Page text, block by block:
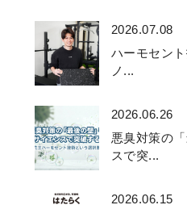
2026.07.08
ハーモセン
ノ...
2026.06.26
悪臭対策の
スで突...
2026.06.15